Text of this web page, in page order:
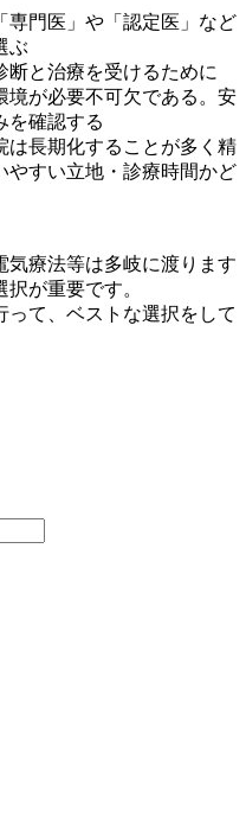
専門医」や「認定医」など
ぶ
断と治療を受けるために
境が必要不可欠である。安
を確認する
は長期化することが多く精
やすい立地・診療時間かど
気療法等は多岐に渡ります
が重要です。
て、ベストな選択をして